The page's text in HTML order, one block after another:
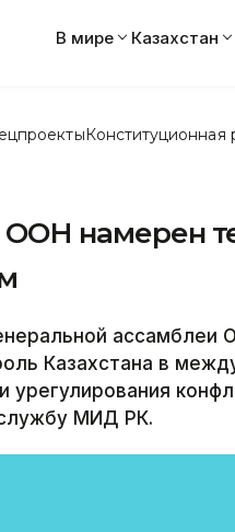
В мире Казахстан
Конституционная
ООН намерен
ассамблеи
Казахстана в
МИД РК.